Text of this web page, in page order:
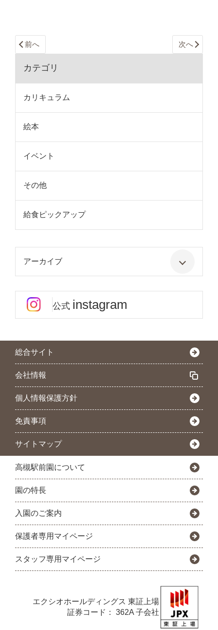
前へ 次へ
カテゴリ
カリキュラム
絵本
イベント
その他
給食ピックアップ
アーカイブ
公式 instagram
総合サイト
会社情報
個人情報保護方針
免責事項
サイトマップ
高槻駅前園について
園の特長
入園のご案内
保護者専用マイページ
スタッフ専用マイページ
エクシオホールディングス 東証上場
証券コード： 362A 子会社